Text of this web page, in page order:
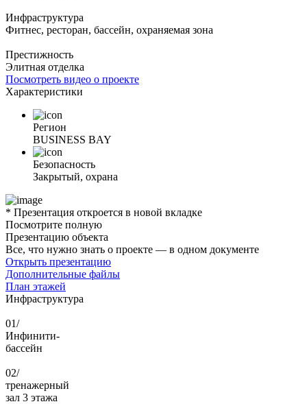
Инфраструктура
Фитнес, ресторан, бассейн, охраняемая зона
Престижность
Элитная отделка
Посмотреть видео о проекте
Характеристики
Регион
BUSINESS BAY
Безопасность
Закрытый, охрана
* Презентация откроется в новой вкладке
Посмотрите полную
Презентацию объекта
Все, что нужно знать о проекте — в одном документе
Открыть презентацию
Дополнительные файлы
План этажей
Инфраструктура
01/
Инфинити-
бассейн
02/
тренажерный
зал 3 этажа